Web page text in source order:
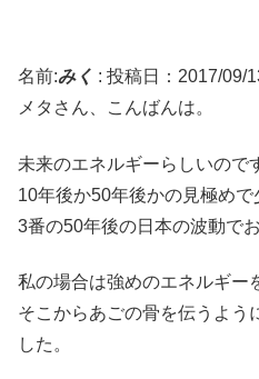
名前:みく : 投稿日：2017/09/
メタさん、こんばんは。
未来のエネルギーらしいので
10年後か50年後かの見極めで
3番の50年後の日本の波動で
私の場合は強めのエネルギー
そこからあごの骨を伝うよう
した。